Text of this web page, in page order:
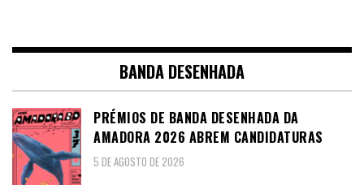
BANDA DESENHADA
PRÉMIOS DE BANDA DESENHADA DA
AMADORA 2026 ABREM CANDIDATURAS
5 DE AGOSTO DE 2026